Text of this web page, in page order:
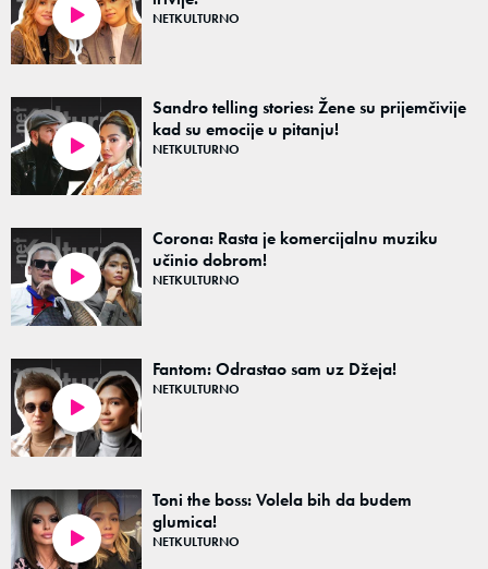
NETKULTURNO
Sandro telling stories: Žene su prijemčivije
kad su emocije u pitanju!
NETKULTURNO
Corona: Rasta je komercijalnu muziku
učinio dobrom!
NETKULTURNO
Fantom: Odrastao sam uz Džeja!
NETKULTURNO
Toni the boss: Volela bih da budem
glumica!
NETKULTURNO